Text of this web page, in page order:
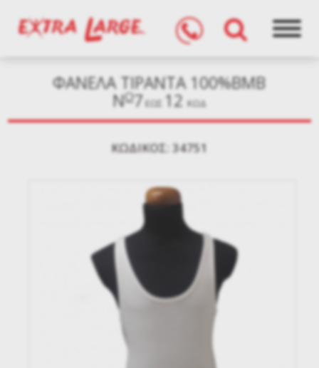
ΦΑΝΕΛΑ ΤΙΡΑΝΤΑ 100%ΒΜΒ
NO7ΈΩΣ 12ΚΩΔ
KΩΔΙΚΌΣ: 34751